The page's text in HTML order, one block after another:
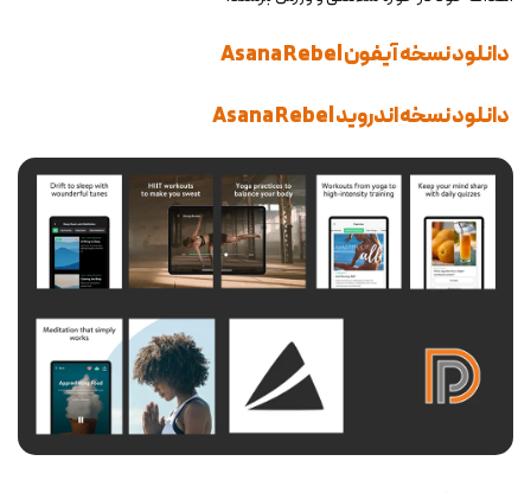
دانلود نسخه آیفون Asana Rebel
دانلود نسخه اندروید Asana Rebel